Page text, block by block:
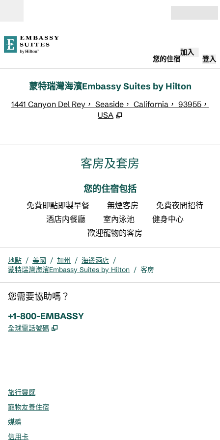
您的住宿
加入
登入
蒙特瑞灣海濱Embassy Suites by Hilton
1441 Canyon Del Rey， Seaside， California， 93955，
USA
客房及套房
您的住宿包括
免費即點即製早餐 無煙客房
免費夜間招待
酒店内餐廳
室內泳池
健身中心
歡迎寵物的客房
地點 / 美國 / 加州 / 海邊酒店 /
蒙特瑞灣海濱Embassy Suites by Hilton / 客房
您需要協助嗎？
電話：
+1-800-EMBASSY
全球電話號碼 ,
旅行靈感
寵物友善住宿
媒體
信用卡